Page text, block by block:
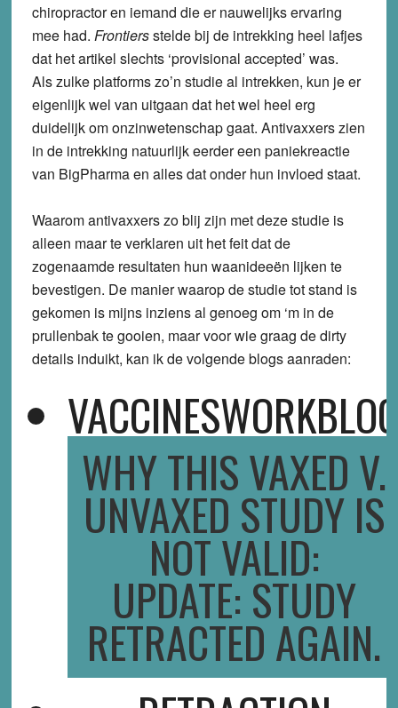
chiropractor en iemand die er nauwelijks ervaring
mee had. Frontiersstelde bij de intrekking heel lafjes
dat het artikel slechts ‘provisional accepted’ was.
Als zulke platforms zo’n studie al intrekken, kun je er
eigenlijk wel van uitgaan dat het wel heel erg
duidelijk om onzinwetenschap gaat. Antivaxxers zien
in de intrekking natuurlijk eerder een paniekreactie
van BigPharma en alles dat onder hun invloed staat.
Waarom antivaxxers zo blij zijn met deze studie is
alleen maar te verklaren uit het feit dat de
zogenaamde resultaten hun waanideeën lijken te
bevestigen. De manier waarop de studie tot stand is
gekomen is mijns inziens al genoeg om ‘m in de
prullenbak te gooien, maar voor wie graag de dirty
details induikt, kan ik de volgende blogs aanraden:
WHY THIS VAXED V.
UNVAXED STUDY IS
NOT VALID:
UPDATE: STUDY
RETRACTED AGAIN.